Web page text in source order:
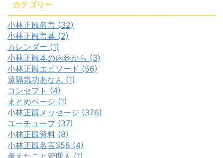
カテゴリー
小林正観名言 (32)
小林正観言葉 (2)
カレンダー (1)
小林正観本の内容から (3)
小林正観エピソード (56)
遠隔気功あなん (1)
コンセプト (4)
まとめページ (1)
小林正観メッセージ (376)
ユーチューブ (37)
小林正観資料 (8)
小林正観名言358 (4)